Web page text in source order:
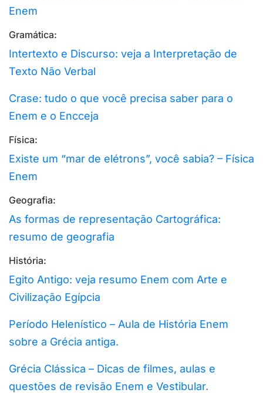
Enem
Gramática:
Intertexto e Discurso: veja a Interpretação de
Texto Não Verbal
Crase: tudo o que você precisa saber para o
Enem e o Encceja
Física:
Existe um “mar de elétrons”, você sabia? – Física
Enem
Geografia:
As formas de representação Cartográfica:
resumo de geografia
História:
Egito Antigo: veja resumo Enem com Arte e
Civilização Egípcia
Período Helenístico – Aula de História Enem
sobre a Grécia antiga.
Grécia Clássica – Dicas de filmes, aulas e
questões de revisão Enem e Vestibular.